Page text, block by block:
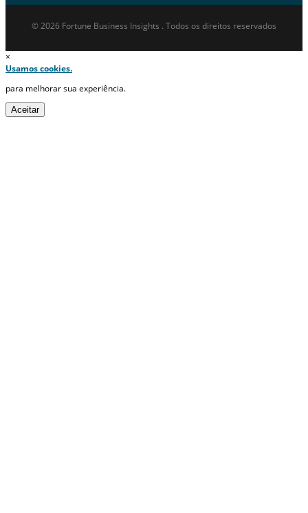
© 2026 Fortune Business Insights . Todos os direitos reservados
×
Usamos cookies.
para melhorar sua experiência.
Aceitar